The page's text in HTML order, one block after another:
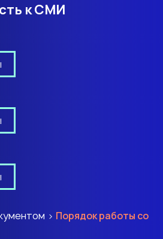
к СМИ
> Порядок работы со